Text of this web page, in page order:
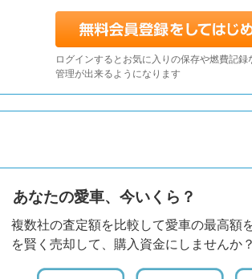
ログインするとお気に入りの保存や燃費記録
管理が出来るようになります
あなたの愛車、今いくら？
複数社の査定額を比較して愛車の最高額
を賢く売却して、購入資金にしませんか？